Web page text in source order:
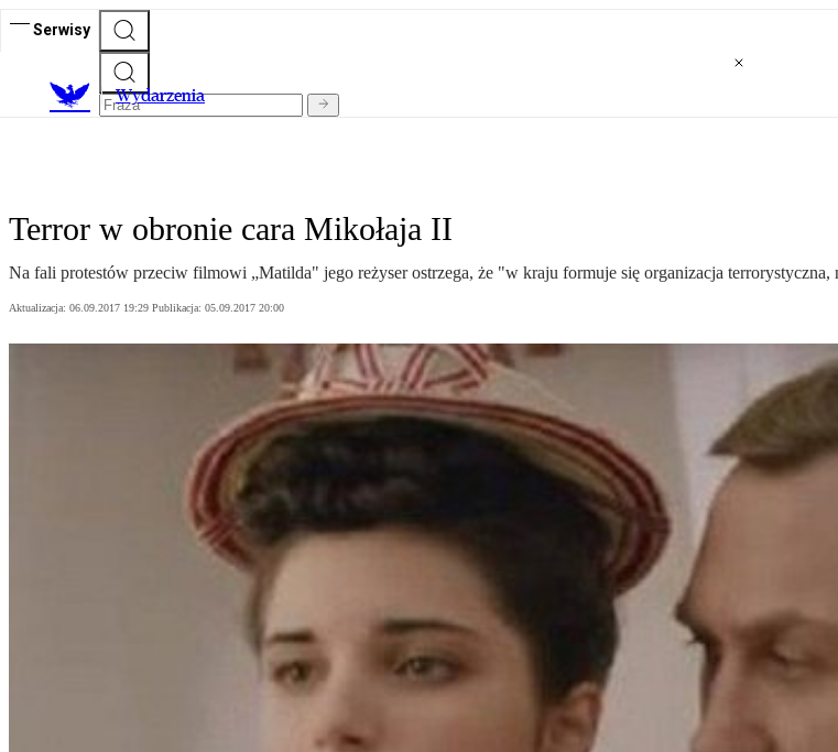
Serwisy
Wydarzenia
Terror w obronie cara Mikołaja II
Na fali protestów przeciw filmowi „Matilda" jego reżyser ostrzega, że "w kraju formuje się organizacja terrorystyczna,
Aktualizacja: 06.09.2017 19:29 Publikacja: 05.09.2017 20:00